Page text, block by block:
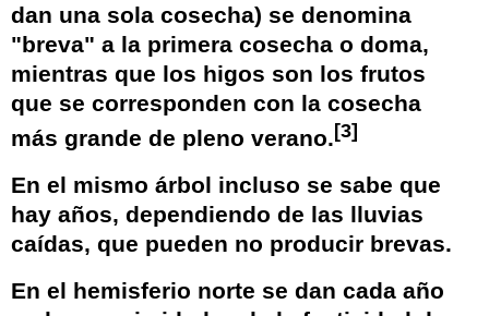
dan una sola cosecha) se denomina
"breva" a la primera cosecha o doma,
mientras que los higos son los frutos
que se corresponden con la cosecha
más grande de pleno verano.[3]
En el mismo árbol incluso se sabe que
hay años, dependiendo de las lluvias
caídas, que pueden no producir brevas.
En el hemisferio norte se dan cada año